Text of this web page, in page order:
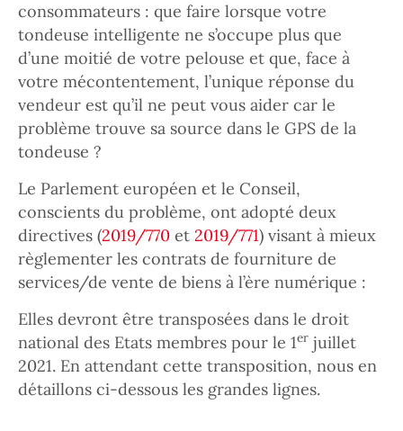
consommateurs : que faire lorsque votre
tondeuse intelligente ne s’occupe plus que
d’une moitié de votre pelouse et que, face à
votre mécontentement, l’unique réponse du
vendeur est qu’il ne peut vous aider car le
problème trouve sa source dans le GPS de la
tondeuse ?
Le Parlement européen et le Conseil,
conscients du problème, ont adopté deux
directives (2019/770 et 2019/771) visant à mieux
règlementer les contrats de fourniture de
services/de vente de biens à l’ère numérique :
Elles devront être transposées dans le droit
national des Etats membres pour le 1er juillet
2021. En attendant cette transposition, nous en
détaillons ci-dessous les grandes lignes.